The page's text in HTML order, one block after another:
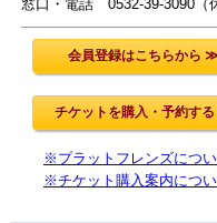
窓口・電話 0532-39-3090（
※プラットフレンズにつ
※チケット購入案内につ